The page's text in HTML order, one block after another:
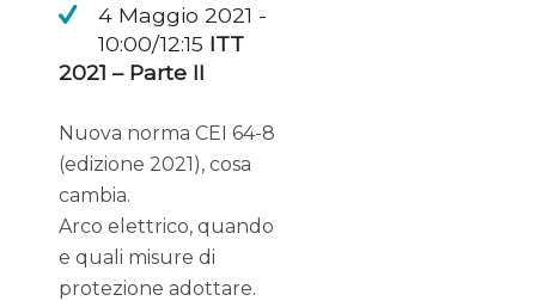
4 Maggio 2021 -
10:00/12:15 ITT
2021 – Parte II
Nuova norma CEI 64-8
(edizione 2021), cosa
cambia.
Arco elettrico, quando
e quali misure di
protezione adottare.